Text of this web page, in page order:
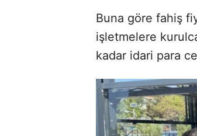
Buna göre fahiş
işletmelere
kadar idari para